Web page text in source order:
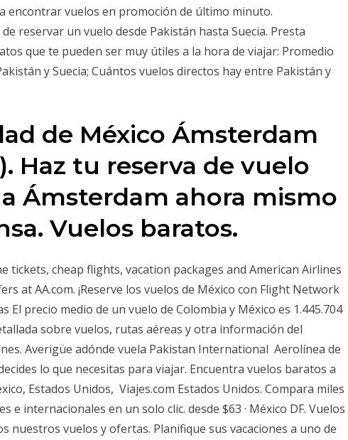
encontrar vuelos en promoción de último minuto.
reservar un vuelo desde Pakistán hasta Suecia. Presta
que te pueden ser muy útiles a la hora de viajar: Promedio
y Suecia; Cuántos vuelos directos hay entre Pakistán y
de México Ámsterdam
Haz tu reserva de vuelo
Ámsterdam ahora mismo
Vuelos baratos.
tickets, cheap flights, vacation packages and American Airlines
at AA.com. ¡Reserve los vuelos de México con Flight Network
El precio medio de un vuelo de Colombia y México es 1.445.704
sobre vuelos, rutas aéreas y otra información del
Averigüe adónde vuela Pakistan International Aerolínea de
lo que necesitas para viajar. Encuentra vuelos baratos a
Estados Unidos, Viajes.com Estados Unidos. Compara miles
e internacionales en un solo clic. desde $63 · México DF. Vuelos
nuestros vuelos y ofertas. Planifique sus vacaciones a uno de